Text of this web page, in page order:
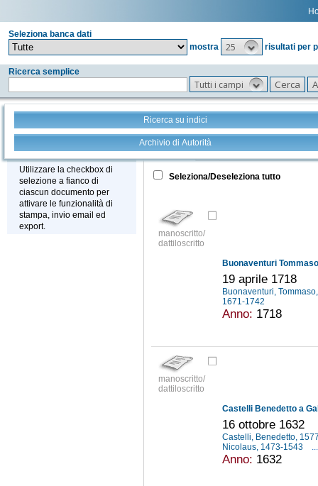
Seleziona banca dati
mostra
25 risultati per
Ricerca semplice
Tutti i campi
Ricerca su indici
Archivio di Autorità
Stampa - Email - Export
Utilizzare la checkbox di
selezione a fianco di
ciascun documento per
attivare le funzionalità di
stampa, invio email ed
export.
Tutto +
Seleziona/Deseleziona tutto
manoscritto/
dattiloscritto
Buonaventuri
19 aprile 1718
Buonaventuri,
1671-1742
Anno: 1718
manoscritto/
dattiloscritto
Castelli Benedetto a
16 ottobre 1632
Castelli, Benedetto,
Nicolaus, 1473-1543
...
Anno: 1632